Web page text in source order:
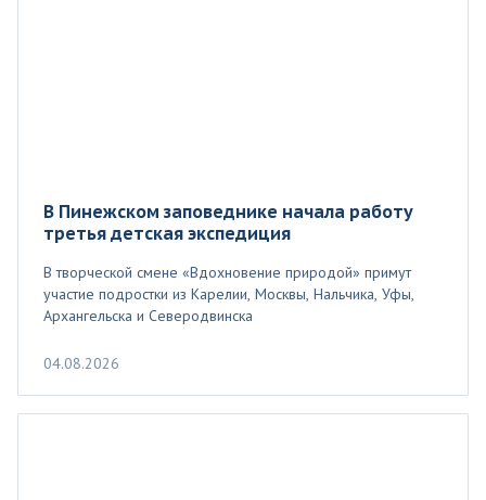
В Пинежском заповеднике начала работу
третья детская экспедиция
В творческой смене «Вдохновение природой» примут
участие подростки из Карелии, Москвы, Нальчика, Уфы,
Архангельска и Северодвинска
04.08.2026